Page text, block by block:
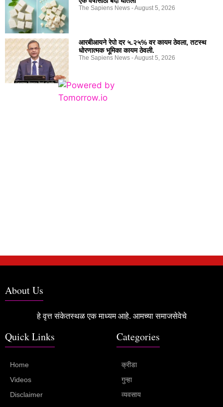
The Sapiens News August 5, 2026
आरबीआयने रेपो दर ५.२५% वर कायम ठेवला, तटस्थ
धोरणात्मक भूमिका कायम ठेवली.
The Sapiens News August 5, 2026
About Us
हे वृत्त संकेतस्थळ एक माध्यम आहे. आमच्या समाजसेवेचे
Quick Links
Home
Videos
Disclaimer
Categories
क्रीडा
गुन्हा
व्यवसाय